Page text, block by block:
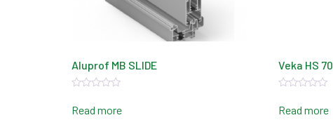
Aluprof MB SLIDE
0
out
Read more
Veka HS 70
0
out
Read more